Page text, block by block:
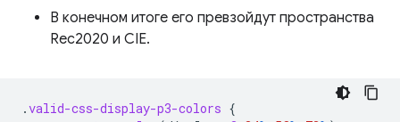
В конечном итоге его превзойдут пространства
Rec2020 и CIE.
.valid-css-display-p3-colors {